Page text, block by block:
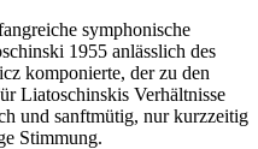
symphonische
1955 anlässlich des
komponierte, der zu den
Liatoschinskis Verhältnisse
und sanftmütig, nur kurzzeitig
Stimmung.